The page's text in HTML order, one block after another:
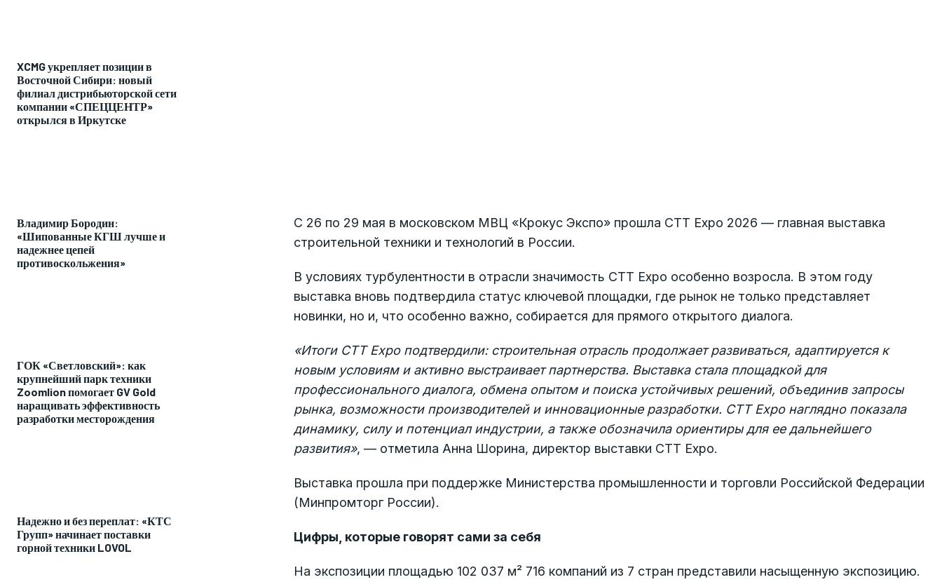
XCMG укрепляет позиции в
Восточной Сибири: новый
филиал дистрибьюторской сети
компании «СПЕЦЦЕНТР»
открылся в Иркутске
Владимир Бородин:
«Шипованные КГШ лучше и
надежнее цепей
противоскольжения»
ГОК «Светловский»: как
крупнейший парк техники
Zoomlion помогает GV Gold
наращивать эффективность
разработки месторождения
Надежно и без переплат: «КТС
Групп» начинает поставки
горной техники LOVOL
С 26 по 29 мая в московском МВЦ «Крокус Экспо» прошла CTT Expo 2026 — главная выставка
строительной техники и технологий в России.
В условиях турбулентности в отрасли значимость CTT Expo особенно возросла. В этом году
выставка вновь подтвердила статус ключевой площадки, где рынок не только представляет
новинки, но и, что особенно важно, собирается для прямого открытого диалога.
«Итоги CTT Expo подтвердили: строительная отрасль продолжает развиваться, адаптируется к
новым условиям и активно выстраивает партнерства. Выставка стала площадкой для
профессионального диалога, обмена опытом и поиска устойчивых решений, объединив запросы
рынка, возможности производителей и инновационные разработки. CTT Expo наглядно показала
динамику, силу и потенциал индустрии, а также обозначила ориентиры для ее дальнейшего
развития», — отметила Анна Шорина, директор выставки CTT Expo.
Выставка прошла при поддержке Министерства промышленности и торговли Российской Федерации
(Минпромторг России).
Цифры, которые говорят сами за себя
На экспозиции площадью 102 037 м² 716 компаний из 7 стран представили насыщенную экспозицию.